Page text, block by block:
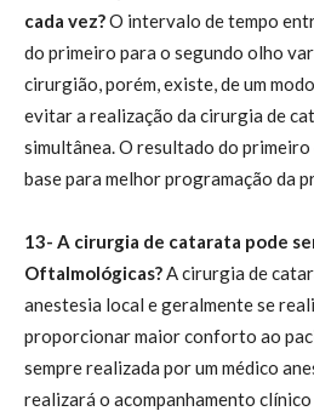
cada vez?O intervalo de tempo
do primeiro para o segundo olho
cirurgião, porém, existe, de um
evitar a realização da cirurgia de
simultânea. O resultado do
base para melhor programação da
13- A cirurgia de catarata pode
Oftalmológicas?A cirurgia de
anestesia local e geralmente se
proporcionar maior conforto ao
sempre realizada por um médico
realizará o acompanhamento